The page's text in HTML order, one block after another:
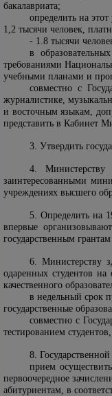
бакалавриата;
определить на
1,2 тысячи человек,
- 1.8 тысячи
в
требованиями
учебными планами и
совместно с
журналистике,
и восточным языкам,
представить в Кабинет
3. Утвердить
4. Министерству
заинтересованными
учреждениях высшего
5. Определить на
впервые
государственным
6. Министерству
одаренных студентов
качественного
в недельный срок
государственные
совместно с
тестированием
8.
прием
первоочередное
абитуриентам, в